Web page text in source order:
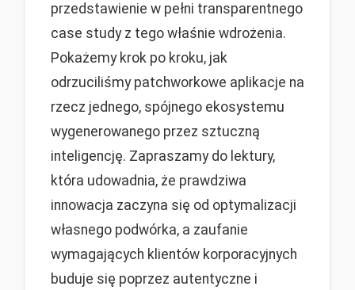
przedstawienie w pełni transparentnego
case study z tego właśnie wdrożenia.
Pokażemy krok po kroku, jak
odrzuciliśmy patchworkowe aplikacje na
rzecz jednego, spójnego ekosystemu
wygenerowanego przez sztuczną
inteligencję. Zapraszamy do lektury,
która udowadnia, że prawdziwa
innowacja zaczyna się od optymalizacji
własnego podwórka, a zaufanie
wymagających klientów korporacyjnych
buduje się poprzez autentyczne i